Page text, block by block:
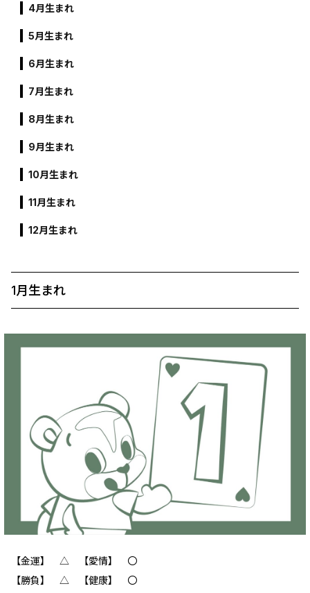
4月生まれ
5月生まれ
6月生まれ
7月生まれ
8月生まれ
9月生まれ
10月生まれ
11月生まれ
12月生まれ
1月生まれ
【金運】 △ 【愛情】 〇
【勝負】 △ 【健康】 〇